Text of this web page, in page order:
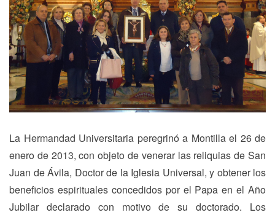
La Hermandad Universitaria peregrinó a Montilla el 26 de
enero de 2013, con objeto de venerar las reliquias de San
Juan de Ávila, Doctor de la Iglesia Universal, y obtener los
beneficios espirituales concedidos por el Papa en el Año
Jubilar declarado con motivo de su doctorado. Los